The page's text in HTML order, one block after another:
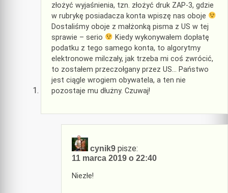
złożyć wyjaśnienia, tzn. złożyć druk ZAP-3, gdzie
w rubrykę posiadacza konta wpiszę nas oboje
Dostaliśmy oboje z małżonką pisma z US w tej
sprawie – serio
Kiedy wykonywałem dopłatę
podatku z tego samego konta, to algorytmy
elektronowe milczały, jak trzeba mi coś zwrócić,
to zostałem przeczołgany przez US… Państwo
jest ciągle wrogiem obywatela, a ten nie
pozostaje mu dłużny. Czuwaj!
cynik9 pisze:
11 marca 2019 o 22:40
Niezłe!